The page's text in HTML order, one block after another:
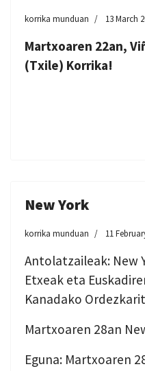
korrika munduan 13 March
Martxoaren 22an,
(Txile) Korrika!
New York
korrika munduan 11
Antolatzaileak: New
Etxeak eta
Kanadako
Martxoaren 28an
Eguna: Martxoaren